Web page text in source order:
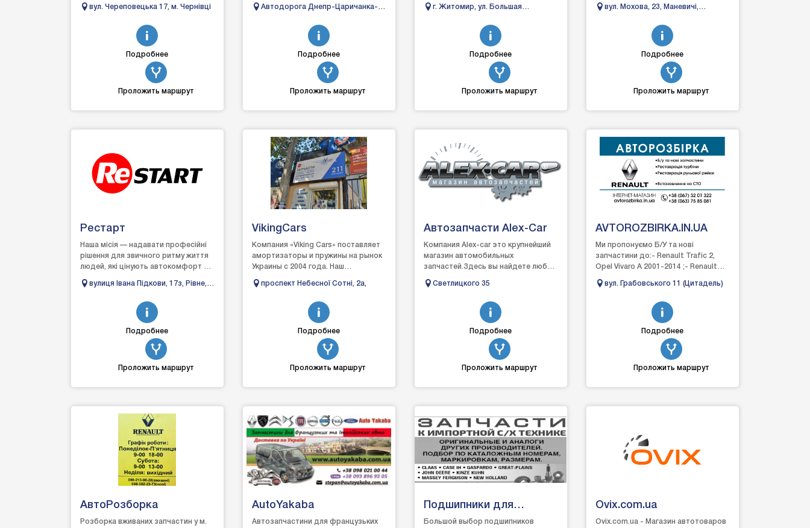
для тюнінг...
вул. Череповецька 17, м. Чернівці
Подробнее
Проложить маршрут
проверки торм...
Автодорога Днепр-Царичанка-
Подробнее
Проложить маршрут
производства. Свою работу в
г. Житомир, ул. Большая
Подробнее
Проложить маршрут
рульове обладнання;...
вул. Мохова, 23, Маневичі,
Подробнее
Проложить маршрут
Рестарт
Наша місія — надавати професійні
рішення для звичного ритму життя
людей, які цінують автокомфорт та
Restart працює ...
вулиця Івана Підкови, 17з, Рівне,
Подробнее
Проложить маршрут
VikingCars
Компания «Viking Cars» поставляет
амортизаторы и пружины на рынок
Украины с 2004 года. Наш
представлен для всех основных
проспект Небесної Сотні, 2а,
Подробнее
Проложить маршрут
Автозапчасти Alex-Car
Компания Alex-car это крупнейший
магазин автомобильных
запчастей.Здесь вы найдете любые
автомобилю.Высококлассные
Светлицкого 35
Подробнее
Проложить маршрут
AVTOROZBIRKA.IN.UA
Ми пропонуємо Б/У та нові
запчастини до:- Renault Trafic 2,
Opel Vivaro A 2001-2014 ;- Renault
Renault Master ...
вул. Грабовського 11 (Цитадель)
Подробнее
Проложить маршрут
АвтоРозборка
Розборка вживаних запчастин у м.
AutoYakaba
Автозапчастини для французьких
Подшипники для
сельхоз техники
Большой выбор подшипников
Ovix.com.ua
Ovix.com.ua - Магазин автотоваров